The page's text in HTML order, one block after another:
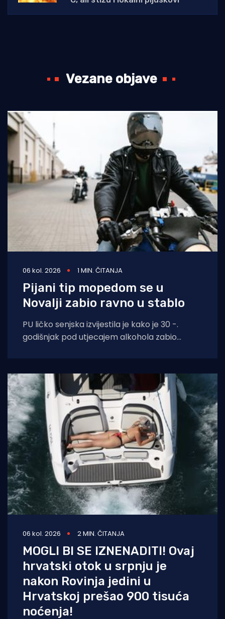
Vezane objave
06 kol. 2026 1 MIN. ČITANJA
Pijani tip mopedom se u
Novalji zabio ravno u stablo
PU ličko senjska izvijestila je kako je 30 -.
godišnjak pod utjecajem alkohola zabio
06 kol. 2026 2 MIN. ČITANJA
MOGLI BI SE IZNENADITI! Ovaj
hrvatski otok u srpnju je
nakon Rovinja jedini u
Hrvatskoj prešao 900 tisuća
noćenja!